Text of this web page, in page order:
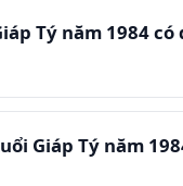
Tý năm 1984 có
Giáp Tý năm